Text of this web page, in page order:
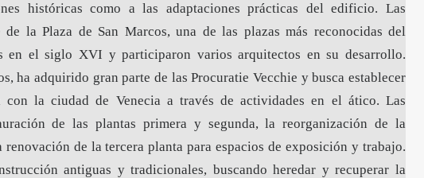
históricas como a las adaptaciones prácticas del edificio. Las
la Plaza de San Marcos, una de las plazas más reconocidas del
en el siglo XVI y participaron varios arquitectos en su desarrollo.
ha adquirido gran parte de las Procuratie Vecchie y busca establecer
con la ciudad de Venecia a través de actividades en el ático. Las
de las plantas primera y segunda, la reorganización de la
de la tercera planta para espacios de exposición y trabajo.
antiguas y tradicionales, buscando heredar y recuperar la